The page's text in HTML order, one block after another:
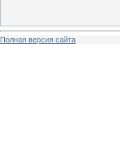
Полная версия сайта